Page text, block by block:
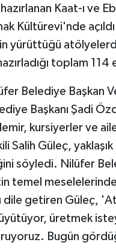
Kaat-ı ve
Kültürevi'nde
yürüttüğü
toplam 114
Belediye Başkan
Başkanı Şadi
kursiyerler ve
Salih Güleç, yaklaşık
söyledi. Nilüfer
temel
dile getiren Güleç,
üretmek
Bugün